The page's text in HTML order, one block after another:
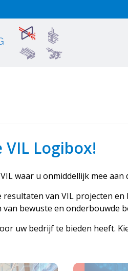
Logibox!
waar u onmiddellijk mee aan
resultaten van VIL projecten
van bewuste en onderbouwde
uw bedrijf te bieden heeft.